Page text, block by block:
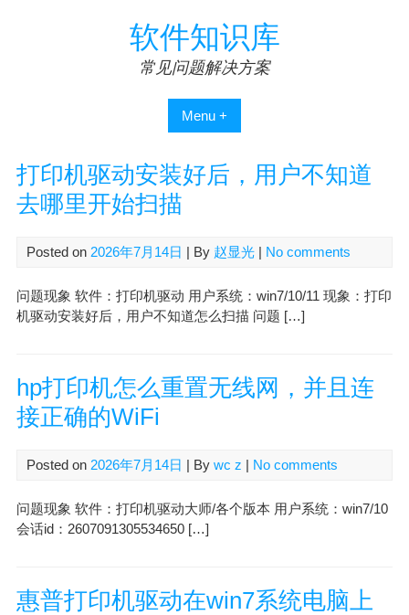
软件知识库
常见问题解决方案
Menu +
打印机驱动安装好后，用户不知道
去哪里开始扫描
Posted on 2026年7月14日 | By 赵显光| No comments
问题现象 软件：打印机驱动 用户系统：win7/10/11 现象：打印
机驱动安装好后，用户不知道怎么扫描 问题 […]
hp打印机怎么重置无线网，并且连
接正确的WiFi
Posted on 2026年7月14日 | By wc z | No comments
问题现象 软件：打印机驱动大师/各个版本 用户系统：win7/10
会话id：2607091305534650 […]
惠普打印机驱动在win7系统电脑上